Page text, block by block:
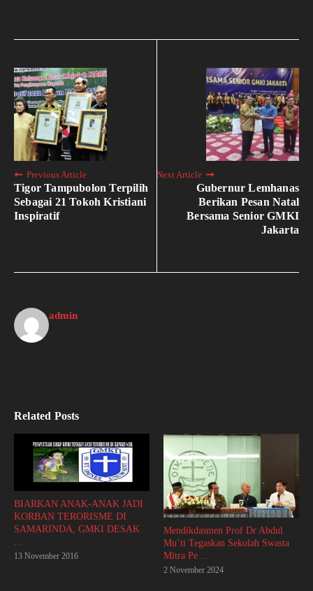
Previous Article
Tigor Tampubolon Terpilih
Sebagai 21 Tokoh Kristiani
Inspiratif
Next Article
Gubernur Lemhanas
Berikan Pesan Natal
Bersama Senior GMKI
Jakarta
admin
Related Posts
BIARKAN ANAK-ANAK JADI
KORBAN TERORISME DI
SAMARINDA, GMKI DESAK
...
13 November 2016
Mendikdasmen Prof Dr Abdul
Mu’ti Tegaskan Sekolah Swasta
Mitra Pe ...
2 November 2024